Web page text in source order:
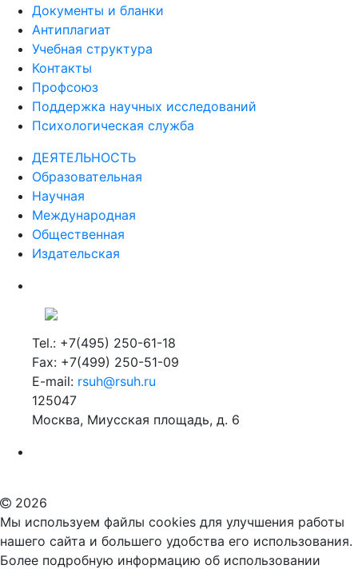
Документы и бланки
Антиплагиат
Учебная структура
Контакты
Профсоюз
Поддержка научных исследований
Психологическая служба
ДЕЯТЕЛЬНОСТЬ
Образовательная
Научная
Международная
Общественная
Издательская
Tel.: +7(495) 250-61-18
Fax: +7(499) 250-51-09
E-mail: rsuh@rsuh.ru
125047
Москва, Миусская площадь, д. 6
2026
Мы используем файлы cookies для улучшения работы
нашего сайта и большего удобства его использования.
Более подробную информацию об использовании